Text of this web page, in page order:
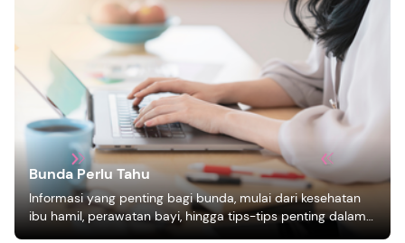
Bunda Perlu Tahu
Informasi yang penting bagi bunda, mulai dari kesehatan
ibu hamil, perawatan bayi, hingga tips-tips penting dalam
mengasuh anak